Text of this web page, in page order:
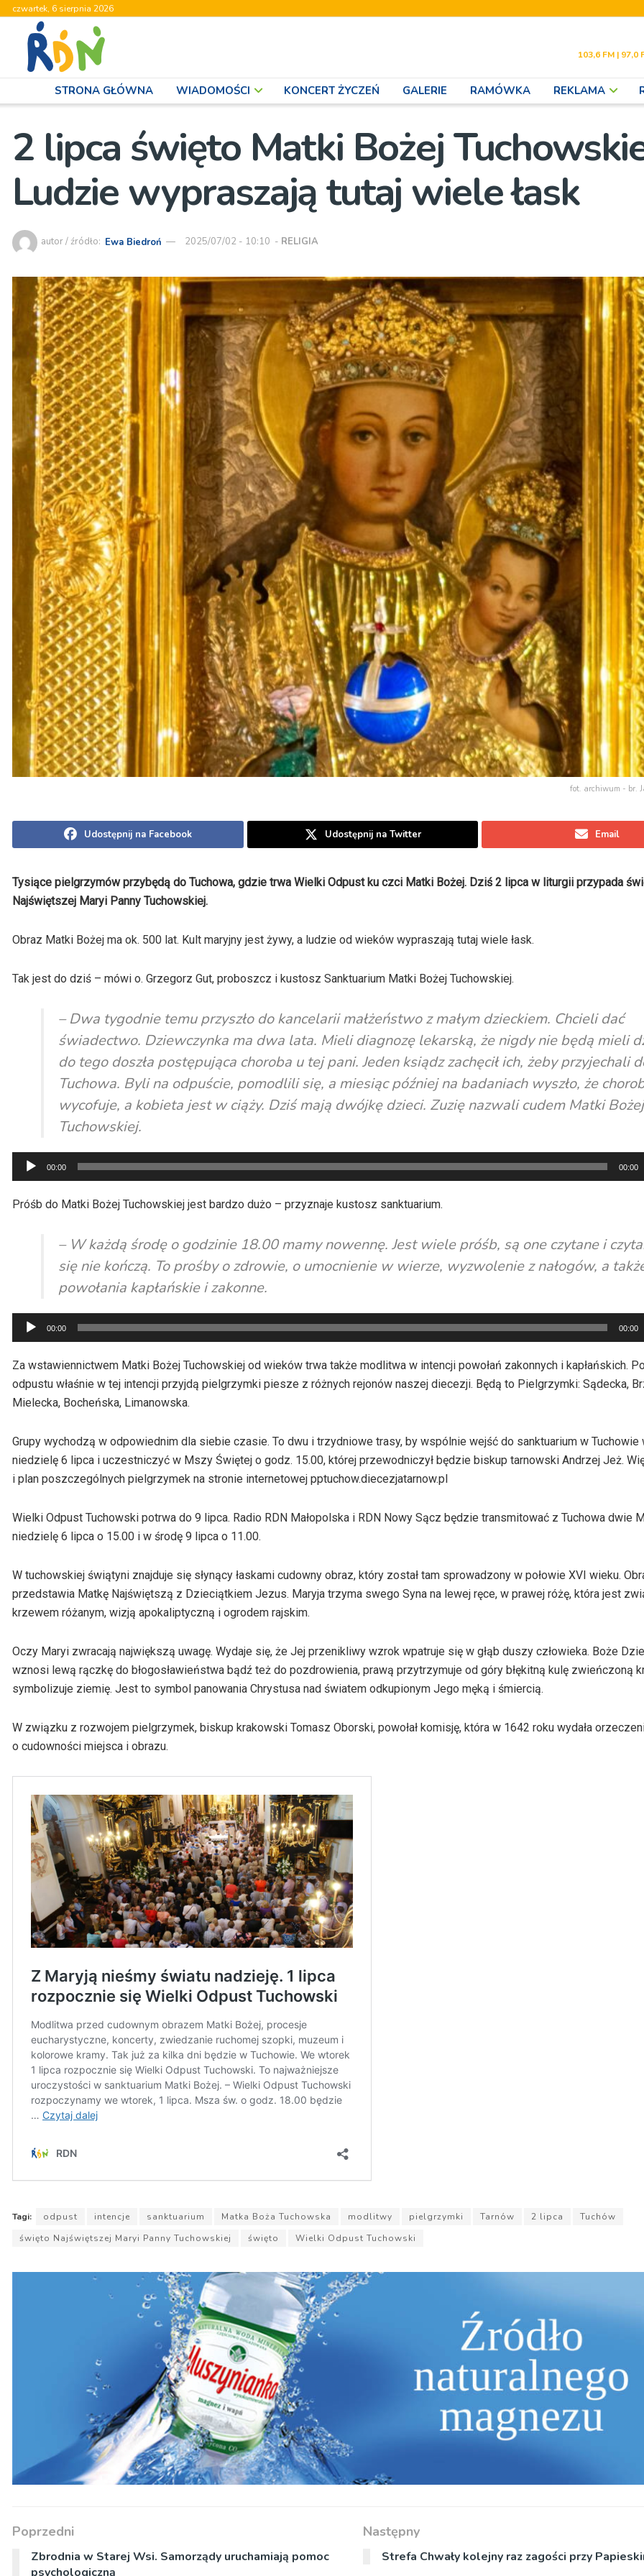
czwartek, 6 sierpnia 2026
103,6 FM | 97,0
STRONA GŁÓWNA WIADOMOŚCI KONCERT ŻYCZEŃ GALERIE RAMÓWKA REKLAMA
2 lipca święto Matki Bożej
Ludzie wypraszają tutaj wiele łask
autor / źródło: Ewa Biedroń 2025/07/02 - 10:10 - RELIGIA
fot. archiwum - br.
Udostępnij na Facebook Udostępnij na Twitter Email
Tysiące pielgrzymów przybędą do Tuchowa, gdzie trwa Wielki Odpust ku czci Matki Bożej. Dziś 2 lipca w liturgii przypada
Najświętszej Maryi Panny Tuchowskiej.
Obraz Matki Bożej ma ok. 500 lat. Kult maryjny jest żywy, a ludzie od wieków wypraszają tutaj wiele łask.
Tak jest do dziś – mówi o. Grzegorz Gut, proboszcz i kustosz Sanktuarium Matki Bożej Tuchowskiej.
– Dwa tygodnie temu przyszło do kancelarii małżeństwo z małym dzieckiem. Chcieli dać
świadectwo. Dziewczynka ma dwa lata. Mieli diagnozę lekarską, że nigdy nie będą mieli
do tego doszła postępująca choroba u tej pani. Jeden ksiądz zachęcił ich, żeby przyjechali
Tuchowa. Byli na odpuście, pomodlili się, a miesiąc później na badaniach wyszło, że
wycofuje, a kobieta jest w ciąży. Dziś mają dwójkę dzieci. Zuzię nazwali cudem Matki Bożej
Tuchowskiej.
Odtwarzacz
plików
dźwiękowych
00:00 00:00
Próśb do Matki Bożej Tuchowskiej jest bardzo dużo – przyznaje kustosz sanktuarium.
– W każdą środę o godzinie 18.00 mamy nowennę. Jest wiele próśb, są one czytane i
się nie kończą. To prośby o zdrowie, o umocnienie w wierze, wyzwolenie z nałogów, a
powołania kapłańskie i zakonne.
Odtwarzacz
plików
dźwiękowych
00:00 00:00
Za wstawiennictwem Matki Bożej Tuchowskiej od wieków trwa także modlitwa w intencji powołań zakonnych i kapłańskich.
odpustu właśnie w tej intencji przyjdą pielgrzymki piesze z różnych rejonów naszej diecezji. Będą to Pielgrzymki: Sądecka,
Mielecka, Bocheńska, Limanowska.
Grupy wychodzą w odpowiednim dla siebie czasie. To dwu i trzydniowe trasy, by wspólnie wejść do sanktuarium w Tuchowie
niedzielę 6 lipca i uczestniczyć w Mszy Świętej o godz. 15.00, której przewodniczył będzie biskup tarnowski Andrzej Jeż.
i plan poszczególnych pielgrzymek na stronie internetowej pptuchow.diecezjatarnow.pl
Wielki Odpust Tuchowski potrwa do 9 lipca. Radio RDN Małopolska i RDN Nowy Sącz będzie transmitować z Tuchowa dwie
niedzielę 6 lipca o 15.00 i w środę 9 lipca o 11.00.
W tuchowskiej świątyni znajduje się słynący łaskami cudowny obraz, który został tam sprowadzony w połowie XVI wieku.
przedstawia Matkę Najświętszą z Dzieciątkiem Jezus. Maryja trzyma swego Syna na lewej ręce, w prawej różę, która jest
krzewem różanym, wizją apokaliptyczną i ogrodem rajskim.
Oczy Maryi zwracają największą uwagę. Wydaje się, że Jej przenikliwy wzrok wpatruje się w głąb duszy człowieka. Boże
wznosi lewą rączkę do błogosławieństwa bądź też do pozdrowienia, prawą przytrzymuje od góry błękitną kulę zwieńczoną
symbolizuje ziemię. Jest to symbol panowania Chrystusa nad światem odkupionym Jego męką i śmiercią.
W związku z rozwojem pielgrzymek, biskup krakowski Tomasz Oborski, powołał komisję, która w 1642 roku wydała
o cudowności miejsca i obrazu.
Tagi: odpust intencje sanktuarium Matka Boża Tuchowska modlitwy pielgrzymki Tarnów 2 lipca
Tuchów
święto Najświętszej Maryi Panny Tuchowskiej
święto Wielki Odpust Tuchowski
Poprzedni
Zbrodnia w Starej Wsi. Samorządy uruchamiają pomoc
psychologiczną
Następny
Strefa Chwały kolejny raz zagości przy